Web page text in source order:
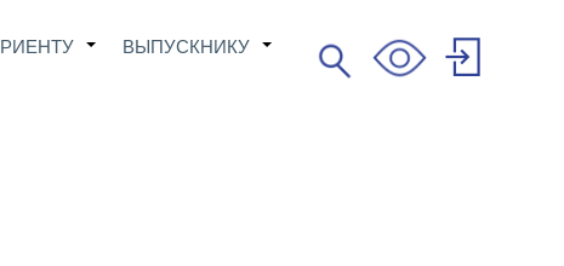
+ +
ВЫПУСКНИКУ Search
Поиск
User